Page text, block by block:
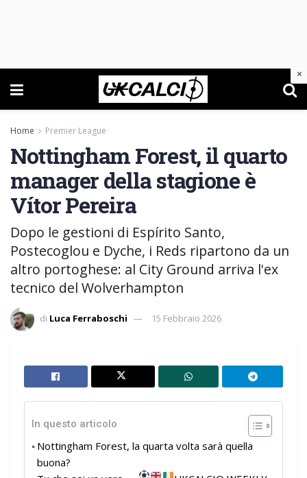
Home Premier League
Nottingham Forest, il quarto
manager della stagione è
Vítor Pereira
Dopo le gestioni di Espírito Santo,
Postecoglou e Dyche, i Reds ripartono da un
altro portoghese: al City Ground arriva l'ex
tecnico del Wolverhampton
di Luca Ferraboschi 15 Febbraio 2026
In questo articolo
Nottingham Forest, la quarta volta sarà quella
buona?
×